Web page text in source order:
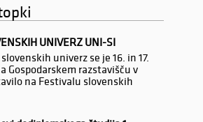
UNIVERZ UNI-SI
univerz se je 16. in 17.
Gospodarskem razstavišču v
na Festivalu slovenskih